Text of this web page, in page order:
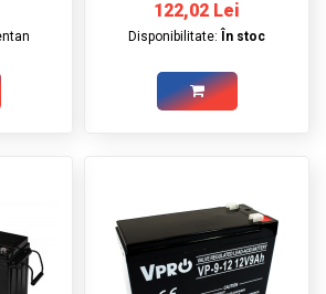
122,02 Lei
Disponibilitate: În stoc